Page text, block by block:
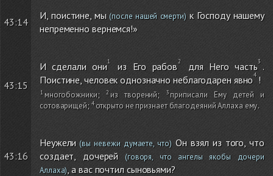
43:14
И, поистине, мы (после нашей смерти)к Господу нашему
непременно вернемся!»
43:15
И сделали они из Его рабов для Него часть .
Поистине, человек однозначно неблагодарен явно !
многобожники; из творений;
приписали Ему детей и
сотоварищей; открыто не признает благодеяний Аллаха ему.
43:16
Неужели (вы невежи думаете, что)Он взял из того, что
создает, дочерей (говоря, что ангелы якобы дочери
Аллаха) , а вас почтил сыновьями?